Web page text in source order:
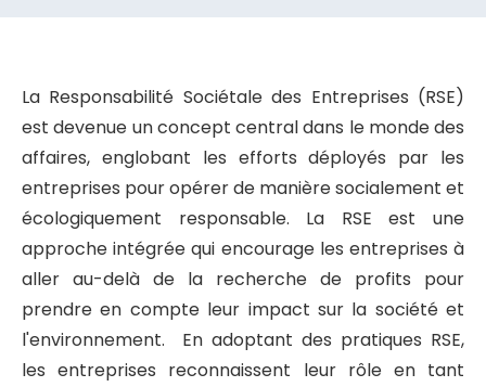
La Responsabilité Sociétale des Entreprises (RSE)
est devenue un concept central dans le monde des
affaires, englobant les efforts déployés par les
entreprises pour opérer de manière socialement et
écologiquement responsable. La RSE est une
approche intégrée qui encourage les entreprises à
aller au-delà de la recherche de profits pour
prendre en compte leur impact sur la société et
l'environnement. En adoptant des pratiques RSE,
les entreprises reconnaissent leur rôle en tant